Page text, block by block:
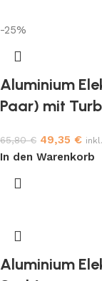
-25%
Aluminium
Paar) mit
65,80€ 49,35 €
In den Warenkorb
Aluminium